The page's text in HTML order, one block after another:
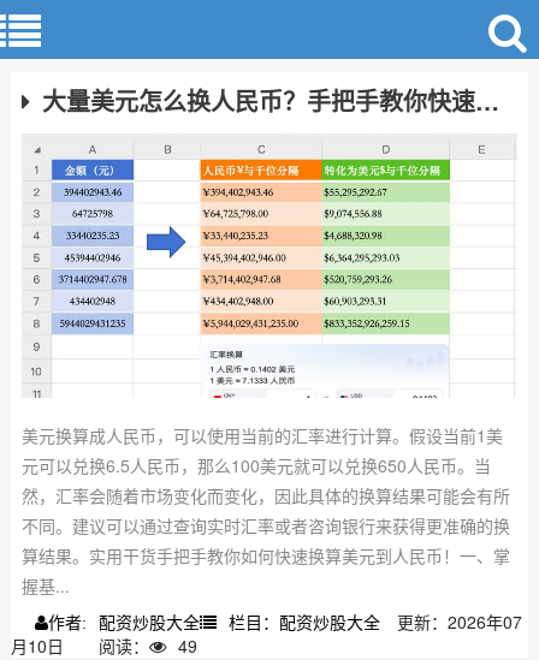
大量美元怎么换人民币？手把手教你快速换算
美元换算成人民币，可以使用当前的汇率进行计算。假设当前1美
元可以兑换6.5人民币，那么100美元就可以兑换650人民币。当
然，汇率会随着市场变化而变化，因此具体的换算结果可能会有所
不同。建议可以通过查询实时汇率或者咨询银行来获得更准确的换
算结果。实用干货手把手教你如何快速换算美元到人民币！一、掌
握基...
作者: 配资炒股大全 栏目：配资炒股大全
更新：2026年07
月10日
阅读： 49